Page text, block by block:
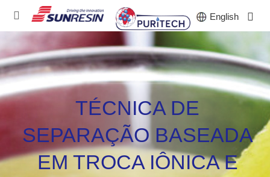
English
EMPRESA
PRODUTOS
INDÚSTRIA
INVESTIDORES
TÉCNICA DE
SEPARAÇÃO BASEADA
EM TROCA IÔNICA E